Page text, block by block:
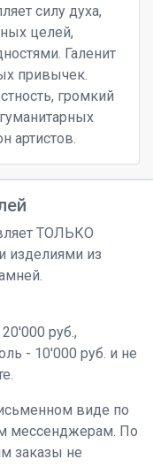
силу духа,
целей,
Галенит
привычек.
громкий
артистов.
ТОЛЬКО
из
руб.,
- 10'000 руб. и не
виде по
мессенджерам. По
заказы не